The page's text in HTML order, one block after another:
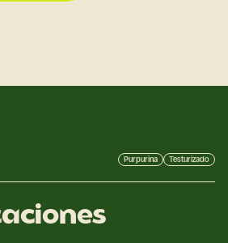
Purpurina Testurizado